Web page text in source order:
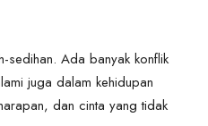
sedihan. Ada banyak konflik
juga dalam kehidupan
dan cinta yang tidak